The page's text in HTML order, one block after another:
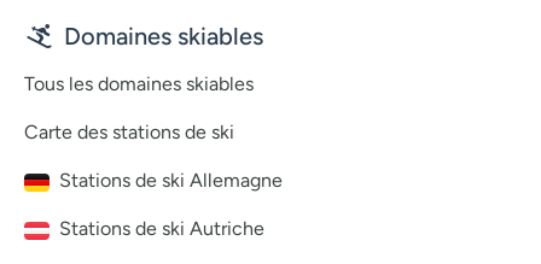
Domaines skiables
Tous les domaines skiables
Carte des stations de ski
Stations de ski Allemagne
Stations de ski Autriche